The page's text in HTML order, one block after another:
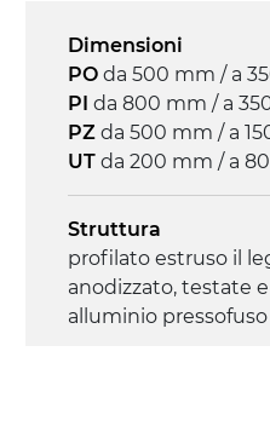
Controllo
on/off, E-Stop,
Dimensioni
PO da 500 mm / a
PI da 800 mm / a
PZ da 500 mm / a
UT da 200 mm / a
Struttura
profilato estruso il
anodizzato, testate
alluminio pressofuso